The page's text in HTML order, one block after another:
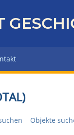
Objekte